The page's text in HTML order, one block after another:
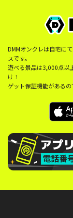
DMMオンクレは自宅に
スです。
遊べる景品は3,000点以
け！
ゲット保証機能があるの